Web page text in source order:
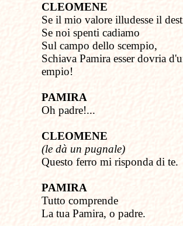
CLEOMENE
Se il mio valore illudesse il
Se noi spenti cadiamo
Sul campo dello scempio,
Schiava Pamira esser dovria
empio!
PAMIRA
Oh padre!...
CLEOMENE
(le dà un pugnale)
Questo ferro mi risponda di te.
PAMIRA
Tutto comprende
La tua Pamira, o padre.